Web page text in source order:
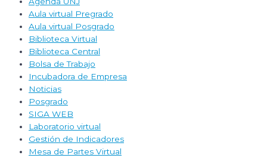
Aula virtual Pregrado
Aula virtual Posgrado
Biblioteca Virtual
Biblioteca Central
Bolsa de Trabajo
Incubadora de Empresa
Noticias
Posgrado
SIGA WEB
Laboratorio virtual
Gestión de Indicadores
Mesa de Partes Virtual